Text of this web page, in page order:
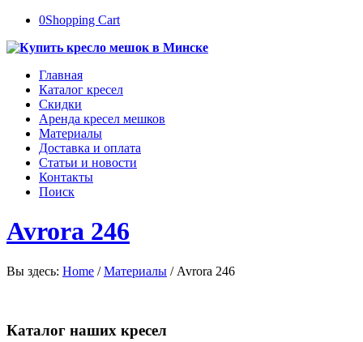
0Shopping Cart
Главная
Каталог кресел
Скидки
Аренда кресел мешков
Материалы
Доставка и оплата
Статьи и новости
Контакты
Поиск
Avrora 246
Вы здесь: Home / Материалы / Avrora 246
Каталог наших кресел